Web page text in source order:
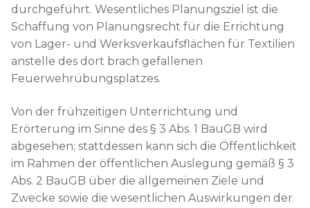
durchgeführt. Wesentliches Planungsziel ist die
Schaffung von Planungsrecht für die Errichtung
von Lager- und Werksverkaufsflächen für Textilien
anstelle des dort brach gefallenen
Feuerwehrübungsplatzes.
Von der frühzeitigen Unterrichtung und
Erörterung im Sinne des § 3 Abs. 1 BauGB wird
abgesehen; stattdessen kann sich die Öffentlichkeit
im Rahmen der öffentlichen Auslegung gemäß § 3
Abs. 2 BauGB über die allgemeinen Ziele und
Zwecke sowie die wesentlichen Auswirkungen der